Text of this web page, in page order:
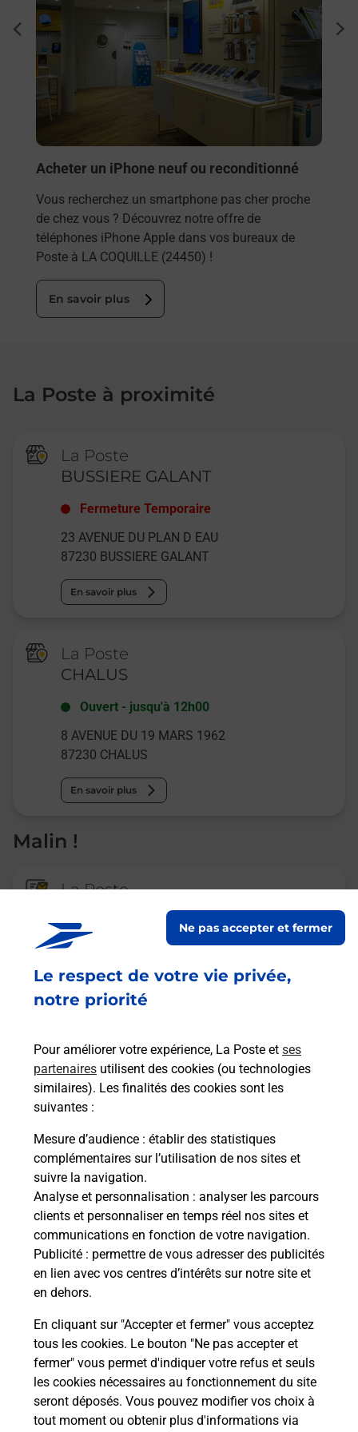
Le respect de votre vie privée,
notre priorité
Pour améliorer votre expérience, La Poste et ses
partenaires utilisent des cookies (ou technologies
similaires). Les finalités des cookies sont les
suivantes :
Mesure d’audience : établir des statistiques
complémentaires sur l’utilisation de nos sites et
suivre la navigation.
Analyse et personnalisation : analyser les parcours
clients et personnaliser en temps réel nos sites et
communications en fonction de votre navigation.
Publicité : permettre de vous adresser des publicités
en lien avec vos centres d’intérêts sur notre site et
en dehors.
En cliquant sur "Accepter et fermer" vous acceptez
tous les cookies. Le bouton "Ne pas accepter et
fermer" vous permet d'indiquer votre refus et seuls
les cookies nécessaires au fonctionnement du site
seront déposés. Vous pouvez modifier vos choix à
tout moment ou obtenir plus d'informations via
Ne pas accepter et fermer
Acheter un iPhone neuf ou reconditionné
Vous recherchez un smartphone pas cher proche
de chez vous ? Découvrez notre offre de
téléphones iPhone Apple dans vos bureaux de
Poste à LA COQUILLE (24450) !
En savoir plus
La Poste à proximité
La Poste
BUSSIERE GALANT
Fermeture Temporaire
23 AVENUE DU PLAN D EAU
87230 BUSSIERE GALANT
En savoir plus
La Poste
CHALUS
Ouvert - jusqu'à 12h00
8 AVENUE DU 19 MARS 1962
87230 CHALUS
En savoir plus
Malin !
La Poste
En savoir plus
Recherchez un autre point de contact
Quel réseau utilise La Poste Mobile ?
Est-ce que je peux garder mon
numéro de mobile gratuitement ?
Est-ce que je peux bénéficier de la 5G
avec La Poste Mobile ?
Est-ce que je peux utiliser mon forfait
à l’étranger avec La Poste Mobile ?
Est-ce que je peux payer mon